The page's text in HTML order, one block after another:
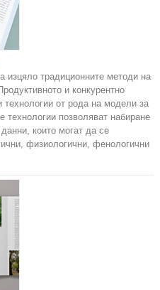
изцяло традиционните методи на
и конкурентно
от рода на модели за
позволяват набиране
които могат да се
физиологични, фенологични